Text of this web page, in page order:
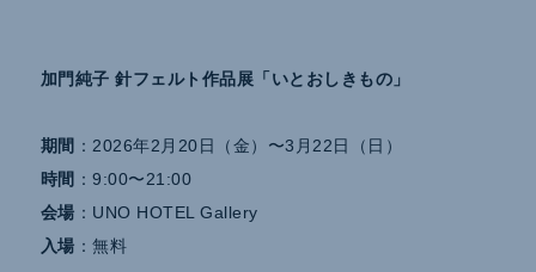
加門純子 針フェルト作品展「いとおしきもの」
期間 ：2026年2月20日（金）〜3月22日（日）
時間 ：9:00〜21:00
会場 ：UNO HOTEL Gallery
入場 ：無料